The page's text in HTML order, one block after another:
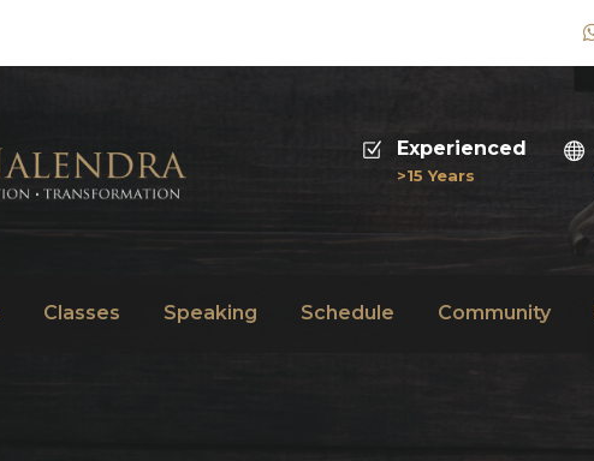
Experienced
>15 Years
Classes Speaking Schedule Community